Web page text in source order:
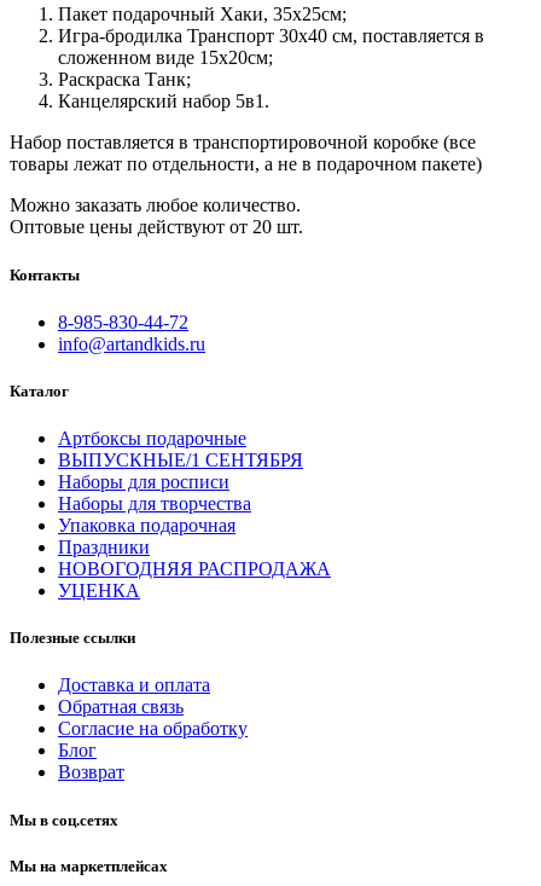
Пакет подарочный Хаки, 35х25см;
Игра-бродилка Транспорт 30х40 см, поставляется в
сложенном виде 15х20см;
Раскраска Танк;
Канцелярский набор 5в1.
Набор поставляется в транспортировочной коробке (все
товары лежат по отдельности, а не в подарочном пакете)
Можно заказать любое количество.
Оптовые цены действуют от 20 шт.
Контакты
8-985-830-44-72
info@artandkids.ru
Каталог
Артбоксы подарочные
ВЫПУСКНЫЕ/1 СЕНТЯБРЯ
Наборы для росписи
Наборы для творчества
Упаковка подарочная
Праздники
НОВОГОДНЯЯ РАСПРОДАЖА
УЦЕНКА
Полезные ссылки
Доставка и оплата
Обратная связь
Согласие на обработку
Блог
Возврат
Мы в соц.сетях
Мы на маркетплейсах